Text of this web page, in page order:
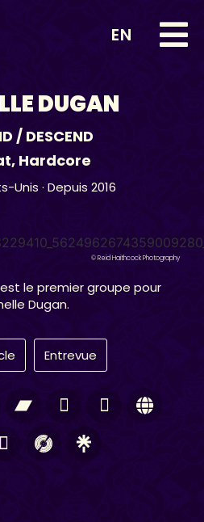
EN
DUGAN
/ DESCEND
, Hardcore
Unis · Depuis 2016
© Reid Haithcock Photography
le premier groupe pour
Dugan.
Entrevue